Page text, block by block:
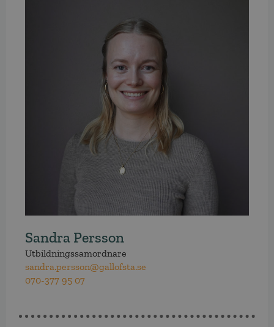
Sandra Persson
Utbildningssamordnare
sandra.persson@gallofsta.se
070-377 95 07